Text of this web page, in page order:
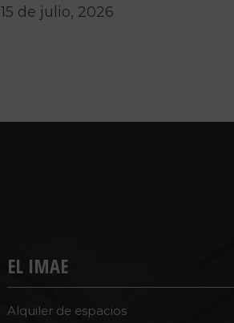
15 de julio, 2026
EL IMAE
Alquiler de espacios